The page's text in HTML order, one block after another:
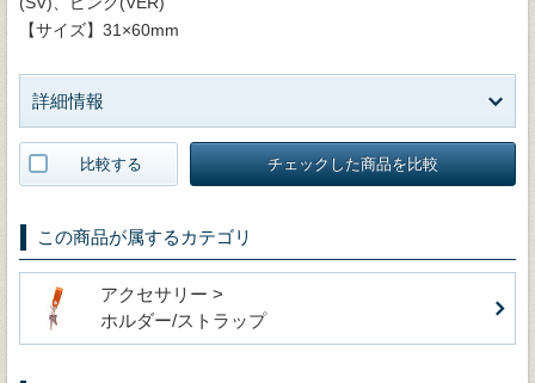
【サイズ】31×60mm
詳細情報
比較する チェックした商品を比較
この商品が属するカテゴリ
アクセサリー >
ホルダー/ストラップ